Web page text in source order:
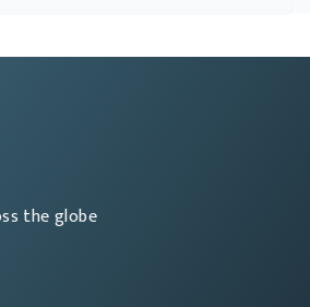
the globe